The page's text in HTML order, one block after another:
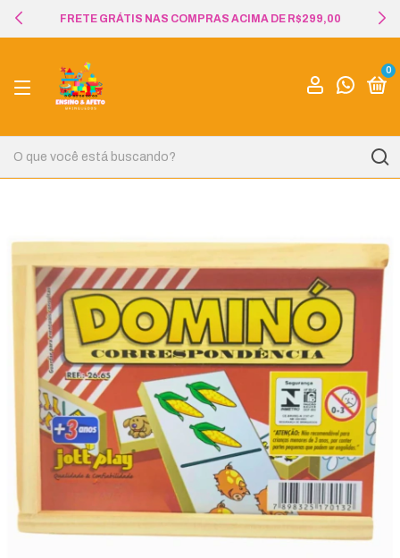
FRETE GRÁTIS NAS COMPRAS ACIMA DE R$299,00
0